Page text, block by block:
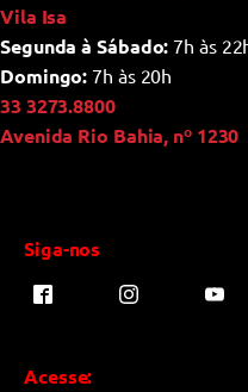
Vila Isa
Segunda à Sábado: 7h às
Domingo: 7h às 20h
33 3273.8800
Avenida Rio Bahia, nº 1230
Siga-nos
Acesse: